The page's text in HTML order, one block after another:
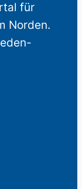
für
Norden.